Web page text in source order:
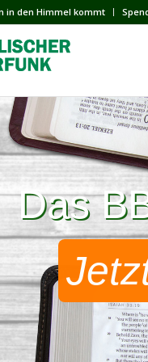
in den Himmel kommt
Das
Das